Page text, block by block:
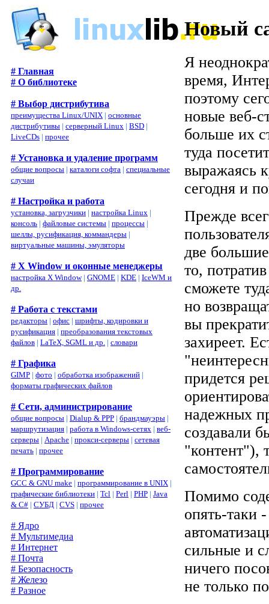
# Главная
# О библиотеке
# Выбор дистрибутива
преимущества Linux/UNIX | основные
дистрибутивы | серверный Linux | BSD |
LiveCDs | прочее
# Установка и удаление программ
общие вопросы | каталоги софта | специальные
случаи
# Настройка и работа
установка, загрузчики | настройка Linux |
консоль | файловые системы | процессы |
шеллы, русификация, коммандеры |
виртуальные машины, эмуляторы
# X Window и оконные менеджеры
настройка X Window| GNOME | KDE | IceWM и
др.
# Работа с текстами
редакторы | офис | шрифты, кодировки и
русификация | преобразования текстовых
файлов | LaTeX, SGML и др. | словари
# Графика
GIMP | фото | обработка изображений |
форматы графических файлов
# Сети, администрирование
общие вопросы | Dialup & PPP | брандмауэры |
маршрутизация | работа в Windows-сетях | веб-
серверы | Apache | прокси-серверы | сетевая
печать | прочее
# Программирование
GCC & GNU make | программирование в UNIX |
графические библиотеки | Tcl | Perl | PHP | Java
& C# | СУБД | CVS | прочее
# Ядро
# Мультимедиа
# Интернет
# Почта
# Безопасность
# Железо
# Разное
Новый
Я
время,
поэтому
новые веб-
больше их
туда
выражаясь
сегодня и
Прежде
две
то,
сможете
но
вы
захиреет.
придется
надежных
создавали
"контент"),
Помимо
опять-таки
сильные и
ничего
не только